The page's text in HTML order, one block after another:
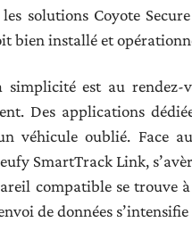
solutions Coyote
bien installé et
est au rendez-
Des applications
véhicule oublié. Face
SmartTrack Link,
compatible se trouve
de données s’intensifie